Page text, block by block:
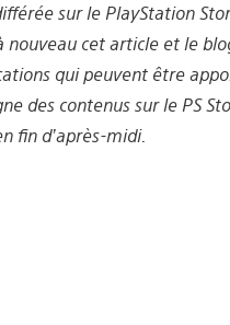
sur le PlayStation
nouveau cet article et le
qui peuvent être
des contenus sur le PS
fin d’après-midi.